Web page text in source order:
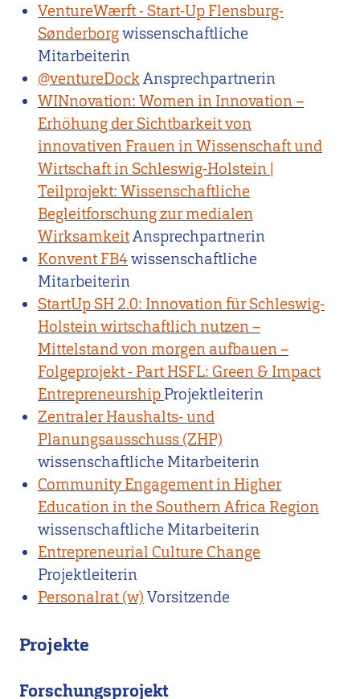
VentureWærft - Start-Up Flensburg-
Sønderborgwissenschaftliche
Mitarbeiterin
@ventureDockAnsprechpartnerin
WINnovation: Women in Innovation –
Erhöhung der Sichtbarkeit von
innovativen Frauen in Wissenschaft und
Wirtschaft in Schleswig-Holstein |
Teilprojekt: Wissenschaftliche
Begleitforschung zur medialen
WirksamkeitAnsprechpartnerin
Konvent FB4wissenschaftliche
Mitarbeiterin
StartUp SH 2.0: Innovation für Schleswig-
Holstein wirtschaftlich nutzen –
Mittelstand von morgen aufbauen –
Folgeprojekt - Part HSFL: Green & Impact
Entrepreneurship Projektleiterin
Zentraler Haushalts- und
Planungsausschuss (ZHP)
wissenschaftliche Mitarbeiterin
Community Engagement in Higher
Education in the Southern Africa Region
wissenschaftliche Mitarbeiterin
Entrepreneurial Culture Change
Projektleiterin
Personalrat (w) Vorsitzende
Projekte
Forschungsprojekt